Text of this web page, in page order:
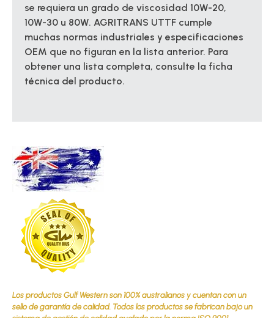
Los productos Gulf Western son 100% australianos y cuentan con un
sello de garantía de calidad. Todos los productos se fabrican bajo un
se requiera un grado de viscosidad 10W-20,
10W-30 u 80W. AGRITRANS UTTF cumple
muchas normas industriales y especificaciones
OEM que no figuran en la lista anterior. Para
obtener una lista completa, consulte la ficha
técnica del producto.